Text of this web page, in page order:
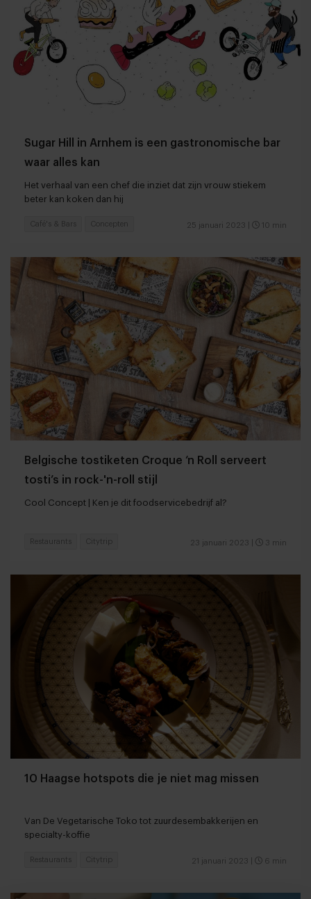
Sugar Hill in Arnhem is een gastronomische bar
waar alles kan
Het verhaal van een chef die inziet dat zijn vrouw stiekem
beter kan koken dan hij
25 januari 2023 10 min
Café's & Bars Concepten
Belgische tostiketen Croque ‘n Roll serveert
tosti’s in rock-'n-roll stijl
Cool Concept | Ken je dit foodservicebedrijf al?
23 januari 2023 3 min
Restaurants Citytrip
10 Haagse hotspots die je niet mag missen
Van De Vegetarische Toko tot zuurdesembakkerijen en
specialty-koffie
21 januari 2023 6 min
Restaurants Citytrip